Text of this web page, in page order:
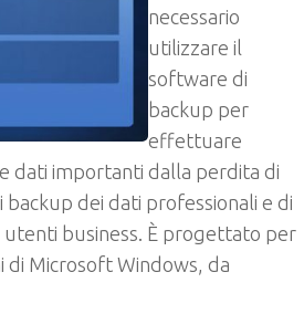
necessario
utilizzare il
software di
backup per
effettuare
dati importanti dalla perdita di
dei dati professionali e di
business. È progettato per
Microsoft Windows, da